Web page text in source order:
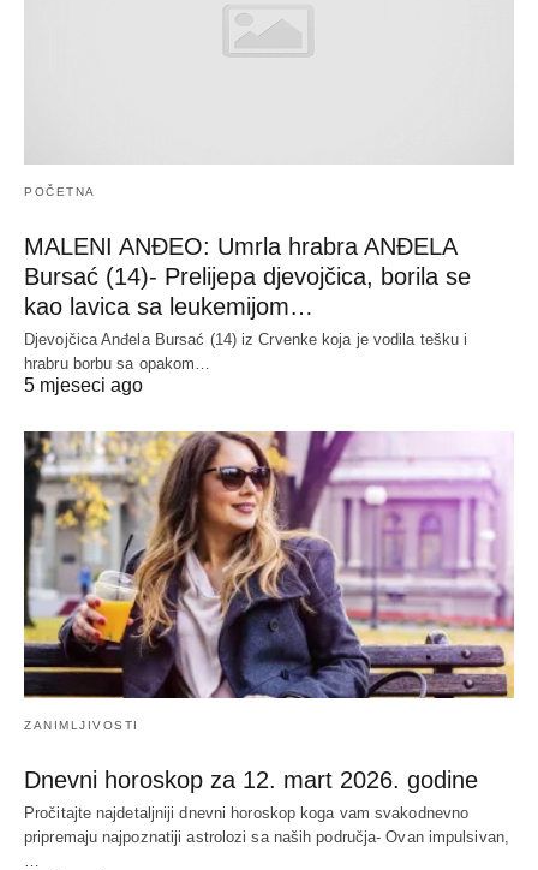
POČETNA
MALENI ANĐEO: Umrla hrabra ANĐELA
Bursać (14)- Prelijepa djevojčica, borila se
kao lavica sa leukemijom…
Djevojčica Anđela Bursać (14) iz Crvenke koja je vodila tešku i
hrabru borbu sa opakom…
5 mjeseci ago
ZANIMLJIVOSTI
Dnevni horoskop za 12. mart 2026. godine
Pročitajte najdetaljniji dnevni horoskop koga vam svakodnevno
pripremaju najpoznatiji astrolozi sa naših područja- Ovan impulsivan,